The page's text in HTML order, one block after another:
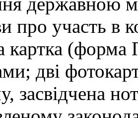
про участь в
картка
дві
засвідчена